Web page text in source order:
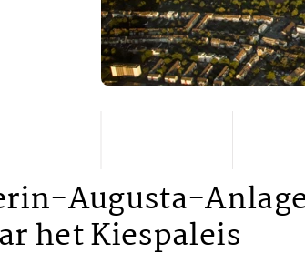
Augusta-
het Kiespaleis